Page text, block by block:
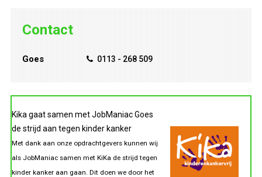
Contact
Goes 0113 - 268 509
Kika gaat samen met JobManiac Goes
de strijd aan tegen kinder kanker
Met dank aan onze opdrachtgevers kunnen wij
als JobManiac samen met KiKa de strijd tegen
kinder kanker aan gaan. Dit doen we door het